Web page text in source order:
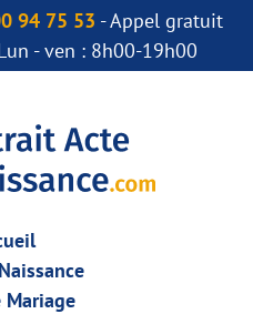
94 75 53 - Appel gratuit
- ven : 8h00-19h00
Mariage